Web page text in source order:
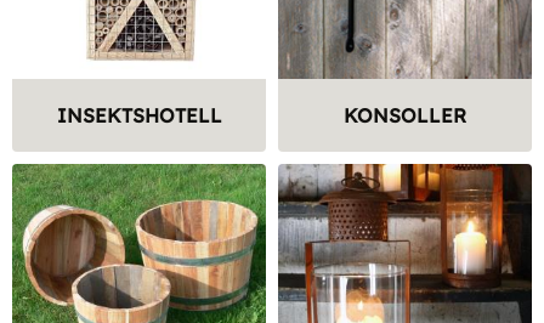
INSEKTSHOTELL KONSOLLER